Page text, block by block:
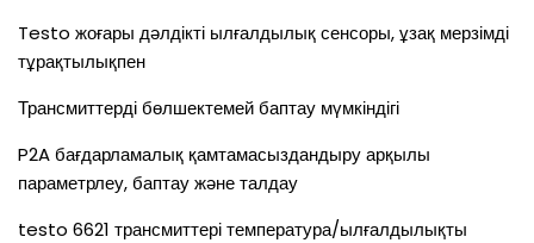
Testo жоғары дәлдікті ылғалдылық сенсоры, ұзақ мерзімді
тұрақтылықпен
Трансмиттерді бөлшектемей баптау мүмкіндігі
P2A бағдарламалық қамтамасыздандыру арқылы
параметрлеу, баптау және талдау
testo 6621 трансмиттері температура/ылғалдылықты